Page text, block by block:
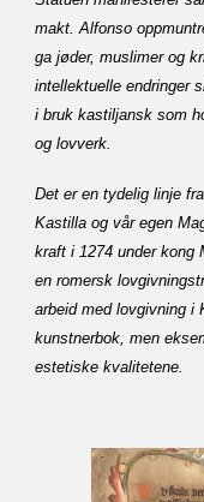
makt. Alfonso
ga jøder, muslimer og
intellektuelle endringer
i bruk kastiljansk som
og lovverk.
Det er en tydelig linje
Kastilla og vår egen
kraft i 1274 under kong
en romersk
arbeid med lovgivning i
kunstnerbok, men
estetiske kvalitetene.